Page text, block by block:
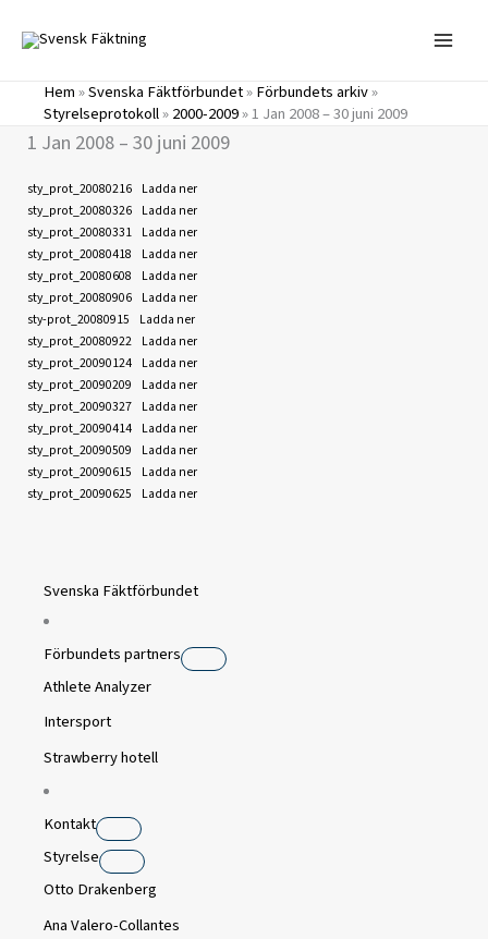
innehåll
Hem»Svenska Fäktförbundet»Förbundets arkiv»
Styrelseprotokoll»2000-2009»1 Jan 2008 – 30 juni 2009
1 Jan 2008 – 30 juni 2009
sty_prot_20080216 Ladda ner
sty_prot_20080326 Ladda ner
sty_prot_20080331 Ladda ner
sty_prot_20080418
Ladda ner
sty_prot_20080608
Ladda ner
sty_prot_20080906 Ladda ner
sty-prot_20080915
Ladda ner
sty_prot_20080922 Ladda ner
sty_prot_20090124 Ladda ner
sty_prot_20090209
Ladda ner
sty_prot_20090327 Ladda ner
sty_prot_20090414 Ladda ner
sty_prot_20090509
Ladda ner
sty_prot_20090615
Ladda ner
sty_prot_20090625
Ladda ner
Svenska Fäktförbundet
Förbundets partners
Athlete Analyzer
Intersport
Strawberry hotell
Kontakt
Styrelse
Otto Drakenberg
Ana Valero-Collantes